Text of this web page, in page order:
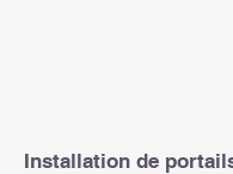
Installation de